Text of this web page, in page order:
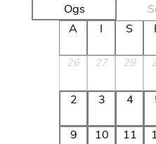
Ogs
A
I S
26 27 28
2 3 4
9 10 11